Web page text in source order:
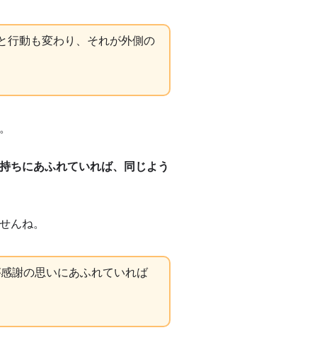
行動も変わり、それが外側の
ちにあふれていれば、同じよう
んね。
謝の思いにあふれていれば